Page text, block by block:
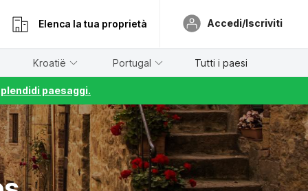
Elenca la tua proprietà Accedi/Iscriviti
Kroatië Portugal Tutti i paesi
paesaggi.